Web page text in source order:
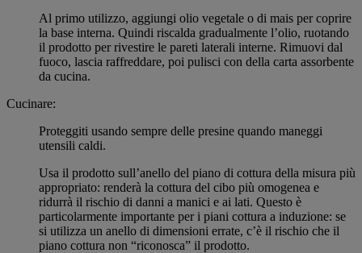
Al primo utilizzo, aggiungi olio vegetale o di mais per coprire
la base interna. Quindi riscalda gradualmente l’olio, ruotando
il prodotto per rivestire le pareti laterali interne. Rimuovi dal
fuoco, lascia raffreddare, poi pulisci con della carta assorbente
da cucina.
Cucinare:
Proteggiti usando sempre delle presine quando maneggi
utensili caldi.
Usa il prodotto sull’anello del piano di cottura della misura più
appropriato: renderà la cottura del cibo più omogenea e
ridurrà il rischio di danni a manici e ai lati. Questo è
particolarmente importante per i piani cottura a induzione: se
si utilizza un anello di dimensioni errate, c’è il rischio che il
piano cottura non “riconosca” il prodotto.